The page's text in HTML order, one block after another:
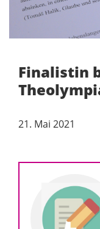
Finalistin
21. Mai 2021